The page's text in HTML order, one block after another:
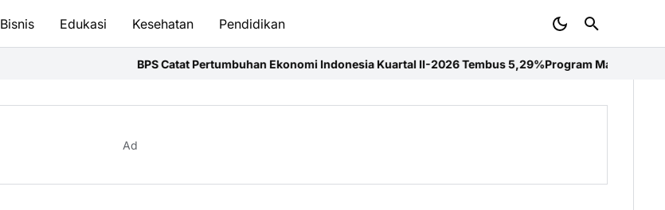
Bisnis Edukasi Kesehatan Pendidikan
BPS Catat Pertumbuhan Ekonomi Indonesia Kuartal II-2026 Tembus 5,29% Program Mahasiswa Berdampak Perkuat
Ad